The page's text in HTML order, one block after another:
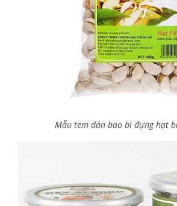
Mẫu tem dán bao bì đựng hạt